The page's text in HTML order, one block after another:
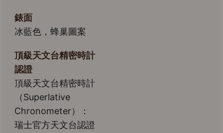
錶面
冰藍色，蜂巢圖案
頂級天文台精密時計
認證
頂級天文台精密時計
（Superlative
Chronometer）：
瑞士官方天文台認證